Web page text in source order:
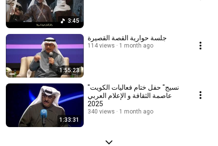
3:45
1:55:23
جلسة حوارية القصة القصيرة
114 views 1 month ago
1:33:31
"نسيج" حفل ختام فعاليات الكويت
عاصمة الثقافة و الإعلام العربي
2025
340 views 1 month ago